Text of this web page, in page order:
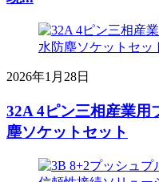
2026年1月28日
32A 4ピン三相産業用
塵ソケットセット